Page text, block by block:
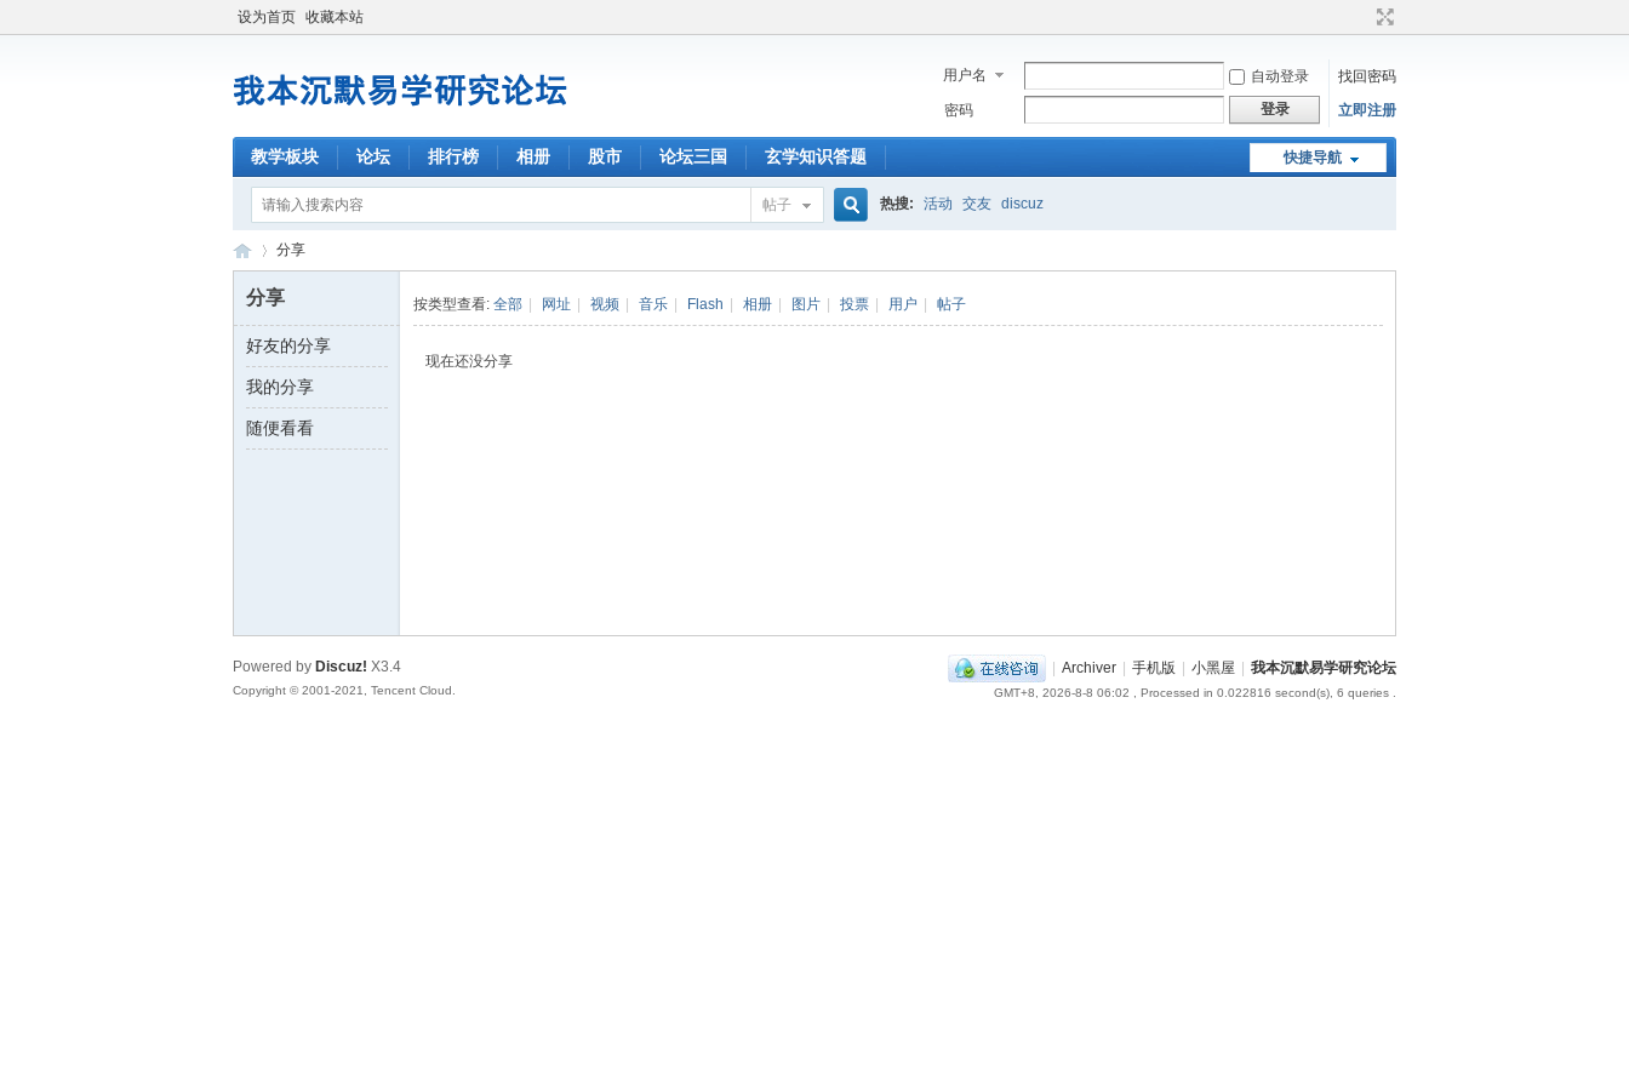
设为首页 收藏本站
用户名 自动登录
找回密码
密码
登录 立即注册
快捷导航
教学板块 论坛 排行榜 相册 股市 论坛三国 玄学知识答题
帖子 热搜: 活动 交友 discuz
我 ›
分享
分享
好友的分享
我的分享
随便看看
按类型查看: 全部 网址 视频 音乐 Flash 相册 图片 投票 用户 帖子
现在还没分享
| Archiver | 手机版 | 小黑屋 | 我本沉默易学研究论坛
GMT+8, 2026-8-8 06:02 , Processed in 0.022816 second(s), 6 queries .
Powered by Discuz! X3.4
Copyright © 2001-2021, Tencent Cloud.